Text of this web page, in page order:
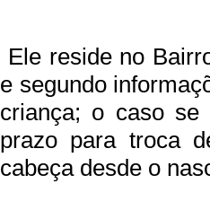
Ele reside no
e segundo
criança; o caso se
prazo para troca
cabeça desde o